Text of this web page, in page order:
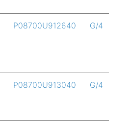
P08700U912640 G/4
P08700U913040 G/4